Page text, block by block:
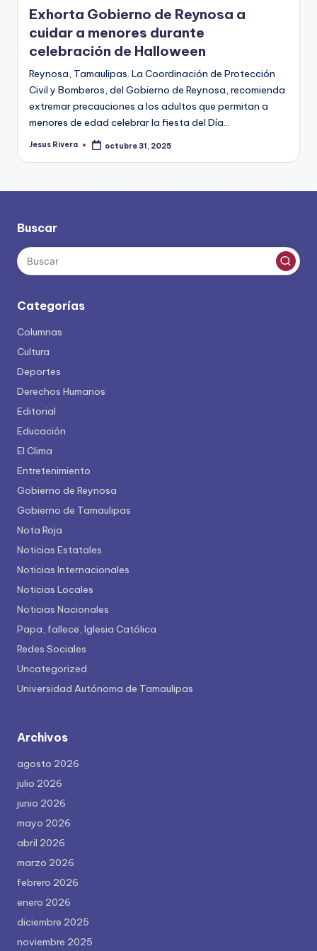
Exhorta Gobierno de Reynosa a
cuidar a menores durante
celebración de Halloween
Reynosa, Tamaulipas. La Coordinación de Protección
Civil y Bomberos, del Gobierno de Reynosa, recomienda
extremar precauciones a los adultos que permitan a
menores de edad celebrar la fiesta del Día…
Publicado
Jesus Rivera octubre 31, 2025
Buscar
Categorías
Columnas
Cultura
Deportes
Derechos Humanos
Editorial
Educación
El Clima
Entretenimiento
Gobierno de Reynosa
Gobierno de Tamaulipas
Nota Roja
Noticias Estatales
Noticias Internacionales
Noticias Locales
Noticias Nacionales
Papa, fallece, Iglesia Católica
Redes Sociales
Uncategorized
Universidad Autónoma de Tamaulipas
Archivos
agosto 2026
julio 2026
junio 2026
mayo 2026
abril 2026
marzo 2026
febrero 2026
enero 2026
diciembre 2025
noviembre 2025